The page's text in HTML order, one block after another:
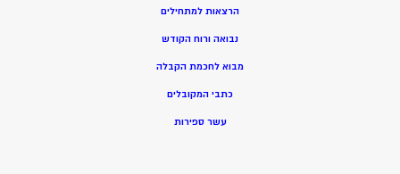
הרצאות למתחילים
נבואה ורוח הקודש
מבוא לחכמת הקבלה
כתבי המקובלים
עשר ספירות